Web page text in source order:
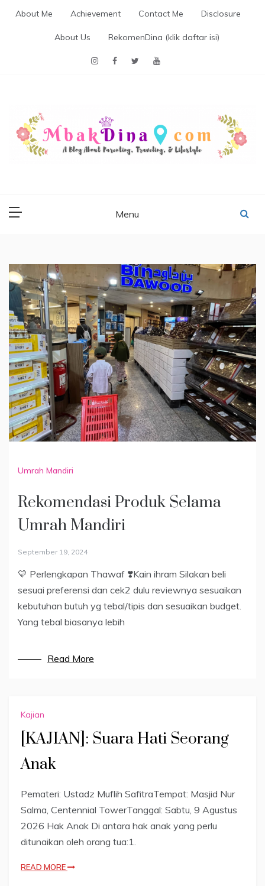
About Me Achievement Contact Me Disclosure
About Us RekomenDina (klik daftar isi)
Menu
Umrah Mandiri
Rekomendasi Produk Selama
Umrah Mandiri
September 19, 2024
💛 Perlengkapan Thawaf ❣️Kain ihram Silakan beli
sesuai preferensi dan cek2 dulu reviewnya sesuaikan
kebutuhan butuh yg tebal/tipis dan sesuaikan budget.
Yang tebal biasanya lebih
Read More
Kajian
[KAJIAN]: Suara Hati Seorang
Anak
Pemateri: Ustadz Muflih SafitraTempat: Masjid Nur
Salma, Centennial TowerTanggal: Sabtu, 9 Agustus
2026 Hak Anak Di antara hak anak yang perlu
ditunaikan oleh orang tua:1.
READ MORE